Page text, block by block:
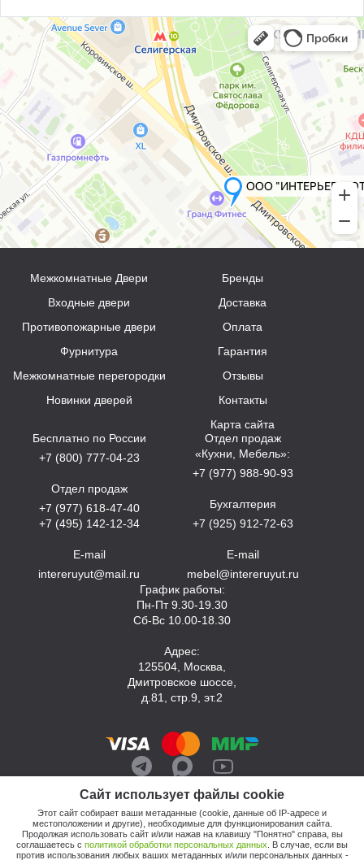
Сайт использует файлы cookie
Этот сайт собирает ваши метаданные (cookie, данные об IP-адресе и
местоположении и другие), необходимые для функционирования сайта.
Продолжая использовать сайт и/или нажав на клавишу "Понятно" справа, вы
соглашаетесь с политикой обработки персональных данных . В случае, если вы
против использования любых ваших метаданных и/или персональных данных -
Межкомнатные Двери
Входные двери
Противопожарные двери
Фурнитура
Межкомнатные перегородки
Новинки дверей
Бренды
Доставка
Оплата
Гарантия
Отзывы
Контакты
Карта сайта
Бесплатно по России
+7 (800) 777-04-23
Отдел продаж
+7 (977) 618-47-40
+7 (495) 142-12-34
E-mail
intereruyut@mail.ru
Отдел продаж
«Кухни, Мебель»:
+7 (977) 988-90-93
Бухгалтерия
+7 (925) 912-72-63
E-mail
mebel@intereruyut.ru
График работы:
Пн-Пт 9.30-19.30
Сб-Вс 10.00-18.30
Адрес:
125504, Москва,
Дмитровское шоссе,
д.81, стр.9, эт.2